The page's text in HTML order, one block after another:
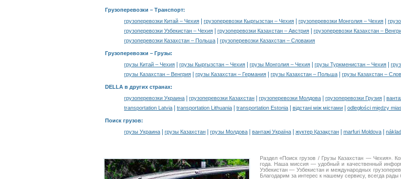
Грузоперевозки – Транспорт:
грузоперевозки Китай – Чехия
грузоперевозки Кыргызстан – Чехия грузоперевозки Монголия – Чехия
грузоперевозки Узбекистан – Чехия грузоперевозки Казахстан – Австрия грузоперевозки Казахстан –
грузоперевозки Казахстан – Польша грузоперевозки Казахстан – Словакия
Грузоперевозки – Грузы:
грузы Китай – Чехия
грузы Кыргызстан – Чехия грузы Монголия – Чехия грузы Туркменистан – Чехия
грузы Казахстан – Венгрия грузы Казахстан – Германия грузы Казахстан – Польша грузы Казахстан –
DELLA в других странах:
грузоперевозки Украина
грузоперевозки Казахстан грузоперевозки Молдова грузоперевозки Грузия
transportation Latvia transportation Lithuania transportation Estonia відстані між містами odległości między
Поиск грузов:
грузы Украина
грузы Казахстан грузы Молдова вантажі Україна жүктер Қазақстан marfuri Moldova
Раздел «Поиск грузов / Грузы Казахстан — Чехия».
года. Наша миссия — удобный и качественный
Узбекистан — Узбекистан и международных
Благодарим за интерес к нашему сервису, всегда